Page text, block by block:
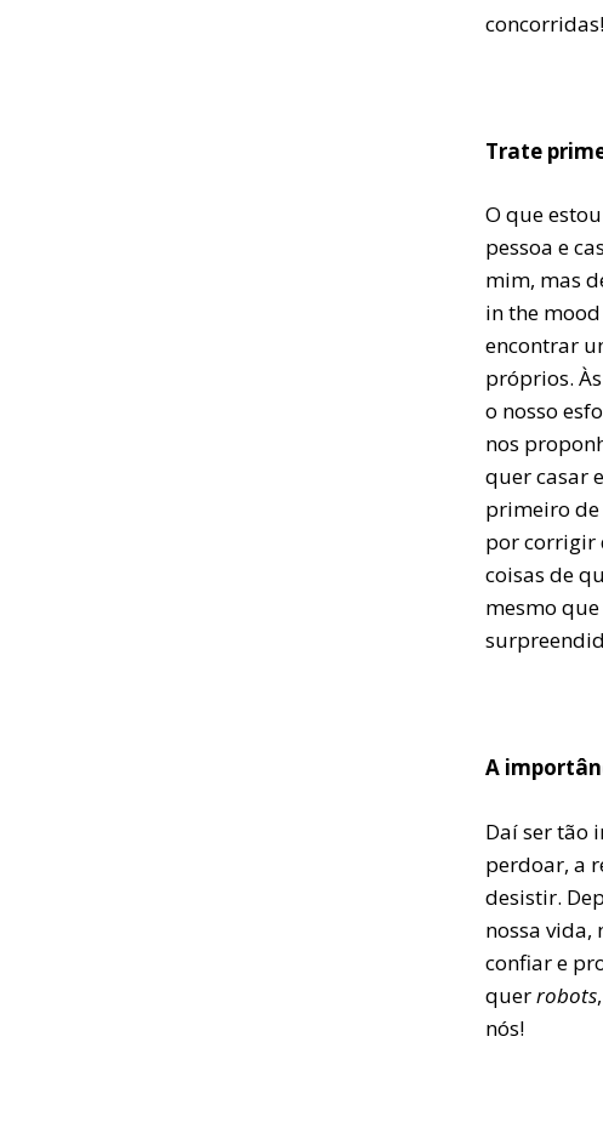
Trate
O que
pessoa e
mim, mas
in the
encontrar
próprios.
o nosso
nos
quer casar
primeiro de
por corrigir
coisas de
mesmo
A
Daí ser tão
perdoar, a
desistir.
nossa vida,
confiar e
querrobots
nós!